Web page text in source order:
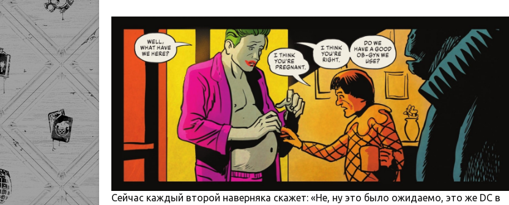
Сейчас каждый второй наверняка скажет: «Не, ну это было ожидаемо, это же DC в